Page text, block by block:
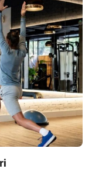
ile 1 saat kadar bir
veya düşük